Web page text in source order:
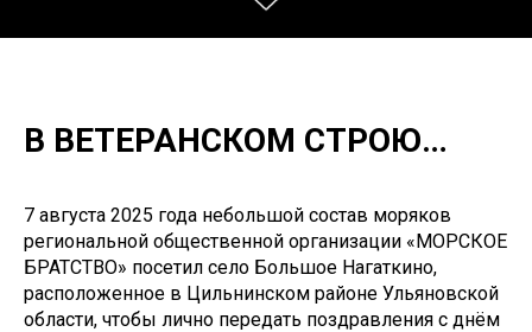
В ВЕТЕРАНСКОМ СТРОЮ…
7 августа 2025 года небольшой состав моряков
региональной общественной организации «МОРСКОЕ
БРАТСТВО» посетил село Большое Нагаткино,
расположенное в Цильнинском районе Ульяновской
области, чтобы лично передать поздравления с днём